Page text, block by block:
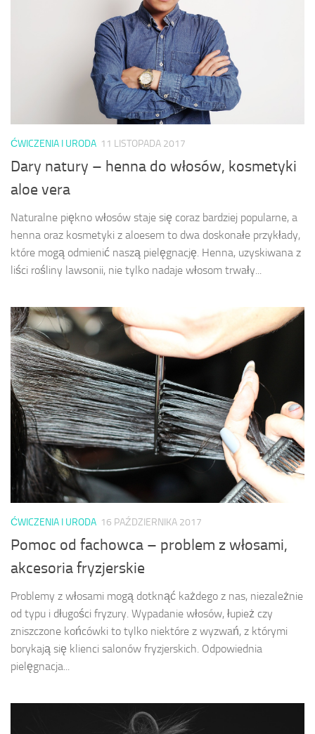
ĆWICZENIA I URODA 11 LISTOPADA 2017
Dary natury – henna do włosów, kosmetyki
aloe vera
Naturalne piękno włosów staje się coraz bardziej popularne, a
henna oraz kosmetyki z aloesem to dwa doskonałe przykłady,
które mogą odmienić naszą pielęgnację. Henna, uzyskiwana z
liści rośliny lawsonii, nie tylko nadaje włosom trwały...
ĆWICZENIA I URODA 16 PAŹDZIERNIKA 2017
Pomoc od fachowca – problem z włosami,
akcesoria fryzjerskie
Problemy z włosami mogą dotknąć każdego z nas, niezależnie
od typu i długości fryzury. Wypadanie włosów, łupież czy
zniszczone końcówki to tylko niektóre z wyzwań, z którymi
borykają się klienci salonów fryzjerskich. Odpowiednia
pielęgnacja...